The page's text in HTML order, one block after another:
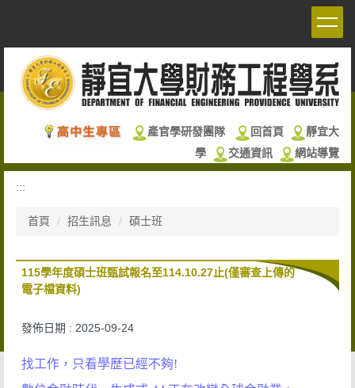
產官學研發團隊 回首頁
靜宜大
學
交通資訊 網站導覽
:::
首頁 招生訊息 碩士班
115學年度碩士班甄試報名至114.10.27止(僅審查上傳的
電子檔資料)
發佈日期 : 2025-09-24
找工作，只看學歷已經不夠!